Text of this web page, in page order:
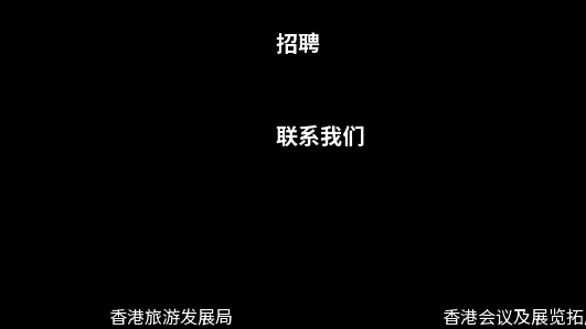
招聘
联系我们
香港旅游发展局 香港会议及展览